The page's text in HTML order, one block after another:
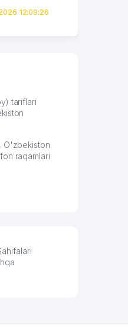
12:09:26
tariflari
O'zbekiston
raqamlari